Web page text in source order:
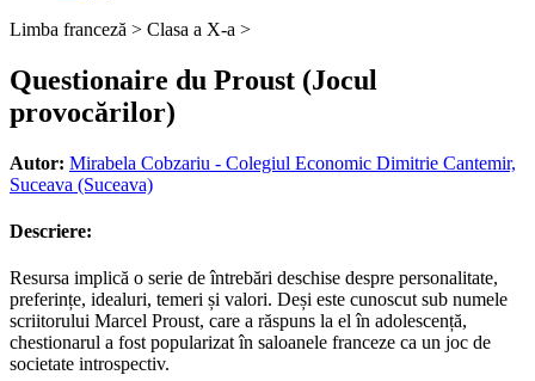
Limba franceză > Clasa a X-a >
Questionaire du Proust (Jocul
provocărilor)
Autor: Mirabela Cobzariu - Colegiul Economic Dimitrie Cantemir,
Suceava (Suceava)
Descriere:
Resursa implică o serie de întrebări deschise despre personalitate,
preferințe, idealuri, temeri și valori. Deși este cunoscut sub numele
scriitorului Marcel Proust, care a răspuns la el în adolescență,
chestionarul a fost popularizat în saloanele franceze ca un joc de
societate introspectiv.